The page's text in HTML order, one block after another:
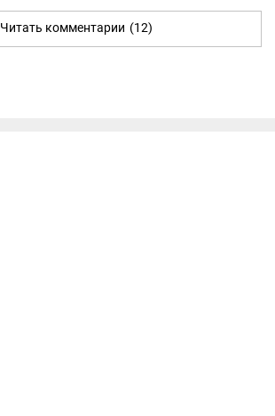
Читать комментарии (12)